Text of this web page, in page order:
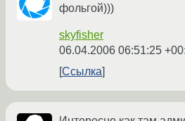
фольгой)))
skyfisher
06.04.2006 06:51:25
Ссылка